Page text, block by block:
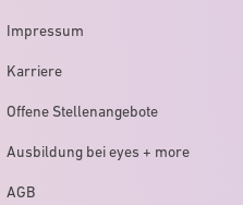
Impressum
Karriere
Offene Stellenangebote
Ausbildung bei eyes + more
AGB